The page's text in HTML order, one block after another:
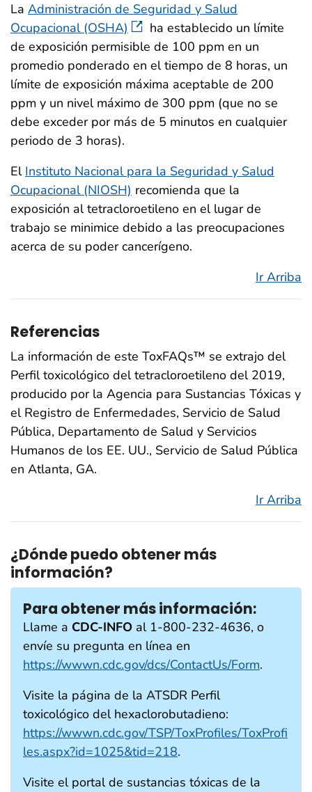
La Administración de Seguridad y Salud
Ocupacional (OSHA)
ha establecido un límite
de exposición permisible de 100 ppm en un
promedio ponderado en el tiempo de 8 horas, un
límite de exposición máxima aceptable de 200
ppm y un nivel máximo de 300 ppm (que no se
debe exceder por más de 5 minutos en cualquier
periodo de 3 horas).
El Instituto Nacional para la Seguridad y Salud
Ocupacional (NIOSH) recomienda que la
exposición al tetracloroetileno en el lugar de
trabajo se minimice debido a las preocupaciones
acerca de su poder cancerígeno.
Ir Arriba
Referencias
La información de este ToxFAQs™ se extrajo del
Perfil toxicológico del tetracloroetileno del 2019,
producido por la Agencia para Sustancias Tóxicas y
el Registro de Enfermedades, Servicio de Salud
Pública, Departamento de Salud y Servicios
Humanos de los EE. UU., Servicio de Salud Pública
en Atlanta, GA.
Ir Arriba
¿Dónde puedo obtener más
información?
Para obtener más información:
Llame a CDC-INFO al 1-800-232-4636, o
envíe su pregunta en línea en
https://wwwn.cdc.gov/dcs/ContactUs/Form.
Visite la página de la ATSDR Perfil
toxicológico del hexaclorobutadieno:
https://wwwn.cdc.gov/TSP/ToxProfiles/ToxProfi
les.aspx?id=1025&tid=218.
Visite el portal de sustancias tóxicas de la